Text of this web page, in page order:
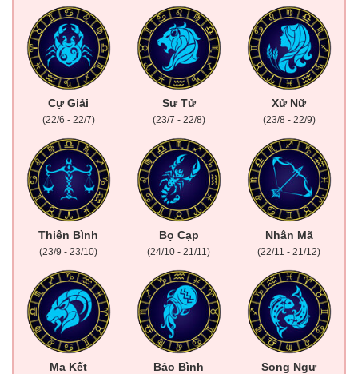
Cự Giải
(22/6 - 22/7)
Sư Tử
(23/7 - 22/8)
Xử Nữ
(23/8 - 22/9)
Thiên Bình
(23/9 - 23/10)
Bọ Cạp
(24/10 - 21/11)
Nhân Mã
(22/11 - 21/12)
Ma Kết Bảo Bình Song Ngư